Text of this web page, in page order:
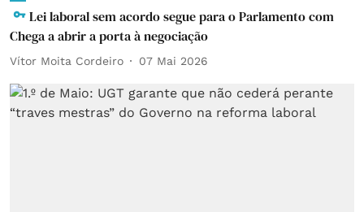
Lei laboral sem acordo segue para o Parlamento com
Chega a abrir a porta à negociação
Vítor Moita Cordeiro 07 Mai 2026